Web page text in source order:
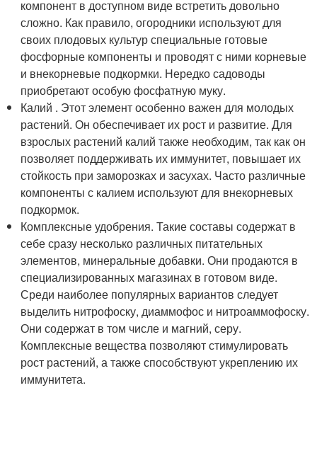
компонент в доступном виде встретить довольно
сложно. Как правило, огородники используют для
своих плодовых культур специальные готовые
фосфорные компоненты и проводят с ними корневые
и внекорневые подкормки. Нередко садоводы
приобретают особую фосфатную муку.
Калий . Этот элемент особенно важен для молодых
растений. Он обеспечивает их рост и развитие. Для
взрослых растений калий также необходим, так как он
позволяет поддерживать их иммунитет, повышает их
стойкость при заморозках и засухах. Часто различные
компоненты с калием используют для внекорневых
подкормок.
Комплексные удобрения. Такие составы содержат в
себе сразу несколько различных питательных
элементов, минеральные добавки. Они продаются в
специализированных магазинах в готовом виде.
Среди наиболее популярных вариантов следует
выделить нитрофоску, диаммофос и нитроаммофоску.
Они содержат в том числе и магний, серу.
Комплексные вещества позволяют стимулировать
рост растений, а также способствуют укреплению их
иммунитета.